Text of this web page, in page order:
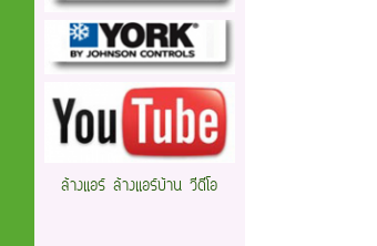
ล้างแอร์ ล้างแอร์บ้าน วีดีโอ